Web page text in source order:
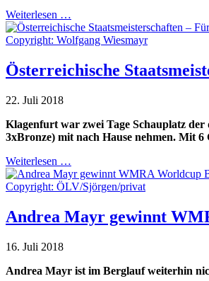
Weiterlesen …
Copyright: Wolfgang Wiesmayr
Österreichische
22. Juli 2018
Klagenfurt war zwei Tage Schauplatz
3xBronze) mit nach Hause nehmen. Mit
Weiterlesen …
Copyright: ÖLV/Sjörgen/privat
Andrea Mayr gewinnt
16. Juli 2018
Andrea Mayr ist im Berglauf weiterhin